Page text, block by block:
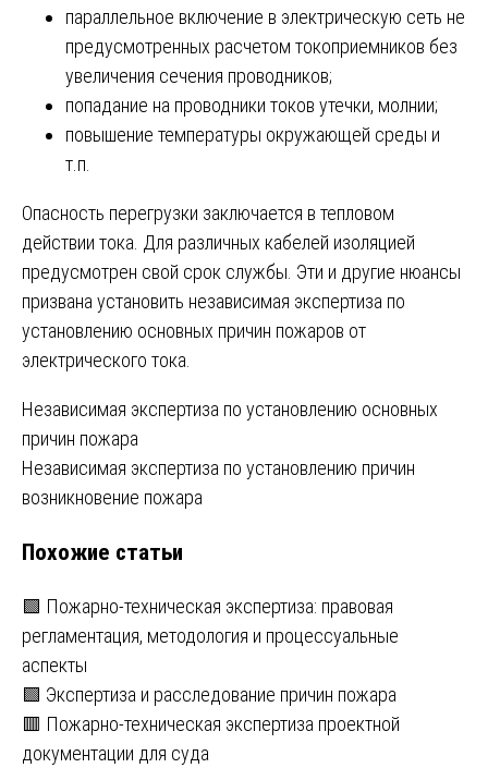
параллельное включение в электрическую сеть не
предусмотренных расчетом токоприемников без
увеличения сечения проводников;
попадание на проводники токов утечки, молнии;
повышение температуры окружающей среды и
т.п.
Опасность перегрузки заключается в тепловом
действии тока. Для различных кабелей изоляцией
предусмотрен свой срок службы. Эти и другие нюансы
призвана установить независимая экспертиза по
установлению основных причин пожаров от
электрического тока.
Навигация
по
записям
Независимая экспертиза по установлению основных
причин пожара
Независимая экспертиза по установлению причин
возникновение пожара
Похожие статьи
🟩 Пожарно-техническая экспертиза: правовая
регламентация, методология и процессуальные
аспекты
🟩 Экспертиза и расследование причин пожара
🟥 Пожарно-техническая экспертиза проектной
документации для суда